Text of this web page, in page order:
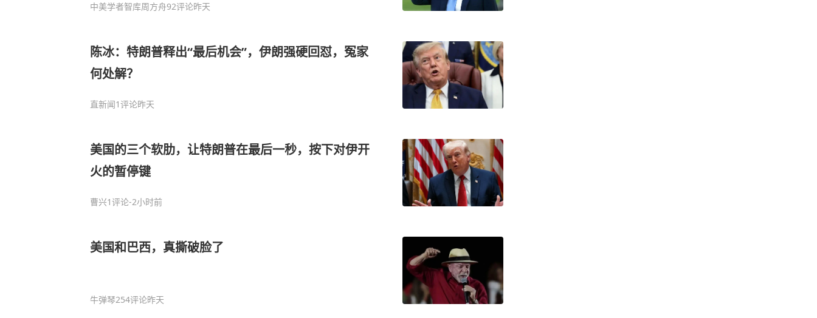
中美学者智库周方舟92评论昨天
陈冰：特朗普释出“最后机会”，伊朗强硬回怼，冤家
何处解？
直新闻1评论昨天
美国的三个软肋，让特朗普在最后一秒，按下对伊开
火的暂停键
曹兴1评论-2小时前
美国和巴西，真撕破脸了
牛弹琴254评论昨天